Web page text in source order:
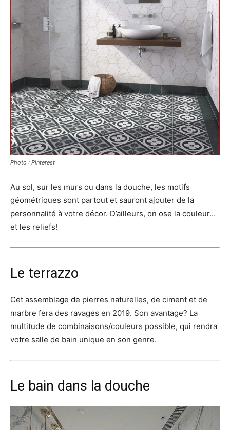
Photo : Pinterest
Au sol, sur les murs ou dans la douche, les motifs
géométriques sont partout et sauront ajouter de la
personnalité à votre décor. D’ailleurs, on ose la couleur…
et les reliefs!
Le terrazzo
Cet assemblage de pierres naturelles, de ciment et de
marbre fera des ravages en 2019. Son avantage? La
multitude de combinaisons/couleurs possible, qui rendra
votre salle de bain unique en son genre.
Le bain dans la douche